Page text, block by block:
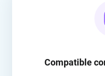
Compatible